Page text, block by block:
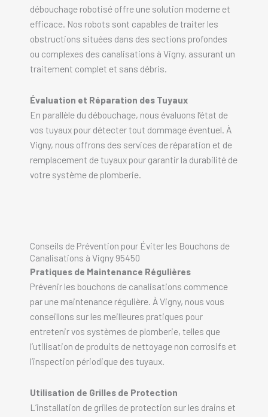
débouchage robotisé offre une solution moderne et
efficace. Nos robots sont capables de traiter les
obstructions situées dans des sections profondes
ou complexes des canalisations à Vigny, assurant un
traitement complet et sans débris.
Évaluation et Réparation des Tuyaux
En parallèle du débouchage, nous évaluons l’état de
vos tuyaux pour détecter tout dommage éventuel. À
Vigny, nous offrons des services de réparation et de
remplacement de tuyaux pour garantir la durabilité de
votre système de plomberie.
Conseils de Prévention pour Éviter les Bouchons de
Canalisations à Vigny 95450
Pratiques de Maintenance Régulières
Prévenir les bouchons de canalisations commence
par une maintenance régulière. À Vigny, nous vous
conseillons sur les meilleures pratiques pour
entretenir vos systèmes de plomberie, telles que
l’utilisation de produits de nettoyage non corrosifs et
l’inspection périodique des tuyaux.
Utilisation de Grilles de Protection
L’installation de grilles de protection sur les drains et